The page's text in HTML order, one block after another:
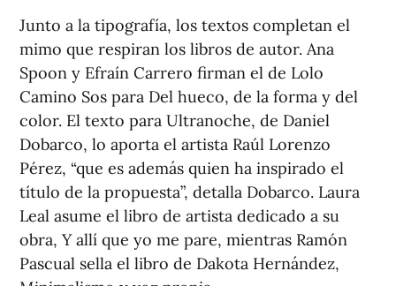
Junto a la tipografía, los textos completan el
mimo que respiran los libros de autor. Ana
Spoon y Efraín Carrero firman el de Lolo
Camino Sos para Del hueco, de la forma y del
color. El texto para Ultranoche, de Daniel
Dobarco, lo aporta el artista Raúl Lorenzo
Pérez, “que es además quien ha inspirado el
título de la propuesta”, detalla Dobarco. Laura
Leal asume el libro de artista dedicado a su
obra, Y allí que yo me pare, mientras Ramón
Pascual sella el libro de Dakota Hernández,